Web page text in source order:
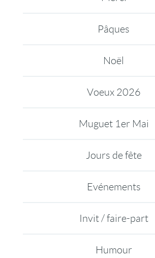
Pâques
Noël
Voeux 2026
Muguet 1er Mai
Jours de fête
Evénements
Invit / faire-part
Humour